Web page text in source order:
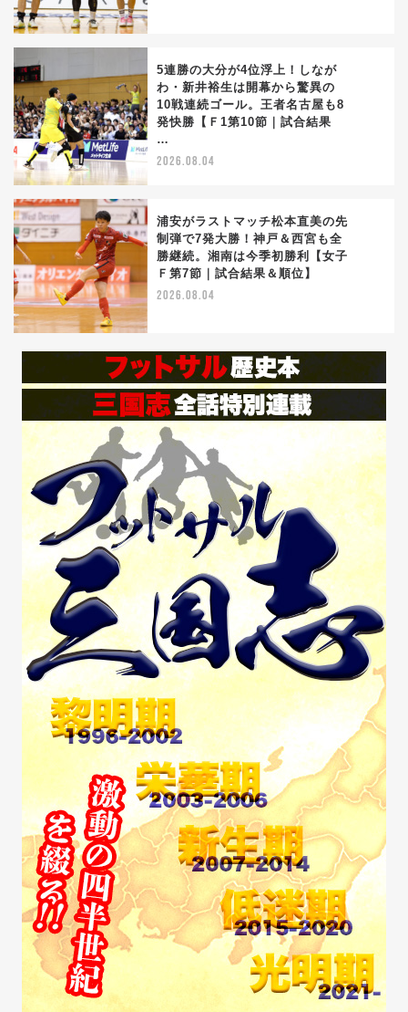
5連勝の大分が4位浮上！しなが
わ・新井裕生は開幕から驚異の
10戦連続ゴール。王者名古屋も8
発快勝【Ｆ1第10節｜試合結果
…
2026.08.04
浦安がラストマッチ松本直美の先
制弾で7発大勝！神戸＆西宮も全
勝継続。湘南は今季初勝利【女子
Ｆ第7節｜試合結果＆順位】
2026.08.04